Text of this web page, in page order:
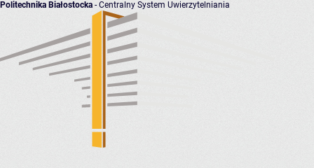
Politechnika Białostocka - Centralny System Uwierzytelniania